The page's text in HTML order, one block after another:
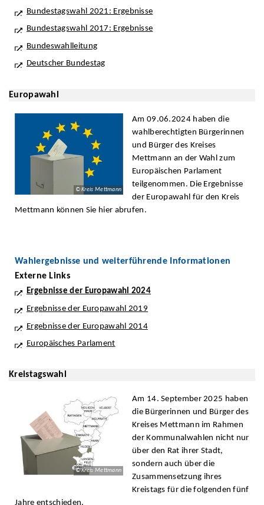
Bundestagswahl 2021: Ergebnisse
Bundestagswahl 2017: Ergebnisse
Bundeswahlleitung
Deutscher Bundestag
Europawahl
© Kreis Mettmann
Am 09.06.2024 haben die
wahlberechtigten Bürgerinnen
und Bürger des Kreises
Mettmann an der Wahl zum
Europäischen Parlament
teilgenommen. Die Ergebnisse
der Europawahl für den Kreis
Mettmann können Sie hier abrufen.
Wahlergebnisse und weiterführende Informationen
Externe Links
Ergebnisse der Europawahl 2024
Ergebnisse der Europawahl 2019
Ergebnisse der Europawahl 2014
Europäisches Parlament
Kreistagswahl
© Kreis Mettmann
Am 14. September 2025 haben
die Bürgerinnen und Bürger des
Kreises Mettmann im Rahmen
der Kommunalwahlen nicht nur
über den Rat ihrer Stadt,
sondern auch über die
Zusammensetzung ihres
Kreistags für die folgenden fünf
Jahre entschieden.